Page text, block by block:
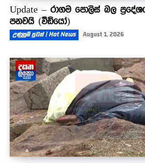
Update – රාගම පොලිස් බල
පනවයි (වීඩියෝ)
උණුසුම් පුවත් | Hot News August 1, 2026